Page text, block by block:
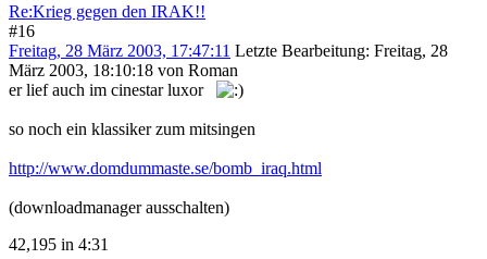
Re:Krieg gegen den IRAK!!
#16
Freitag, 28 März 2003, 17:47:11 Letzte Bearbeitung: Freitag, 28
März 2003, 18:10:18 von Roman
er lief auch im cinestar luxor
so noch ein klassiker zum mitsingen
http://www.domdummaste.se/bomb_iraq.html
(downloadmanager ausschalten)
42,195 in 4:31